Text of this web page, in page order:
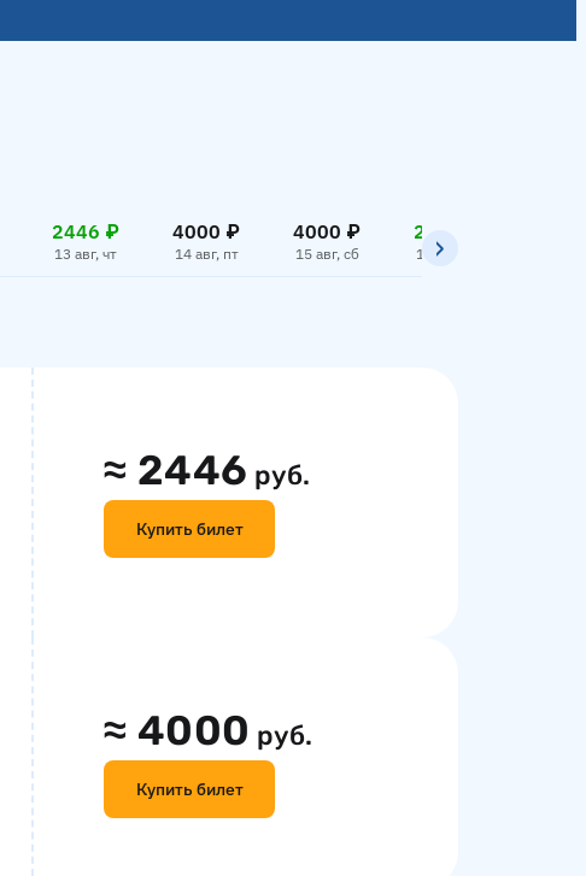
2446 ₽
13 авг, чт
4000 ₽
14 авг, пт
4000 ₽
15 авг, сб
2446 ₽
16 авг, вс
≈ 2446 руб.
Купить билет
≈ 4000 руб.
Купить билет